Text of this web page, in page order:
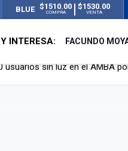
BLUE $1510.00
COMPRA
$1530.00
VENTA
INTERESA: FACUNDO
rompió el silencio tras el